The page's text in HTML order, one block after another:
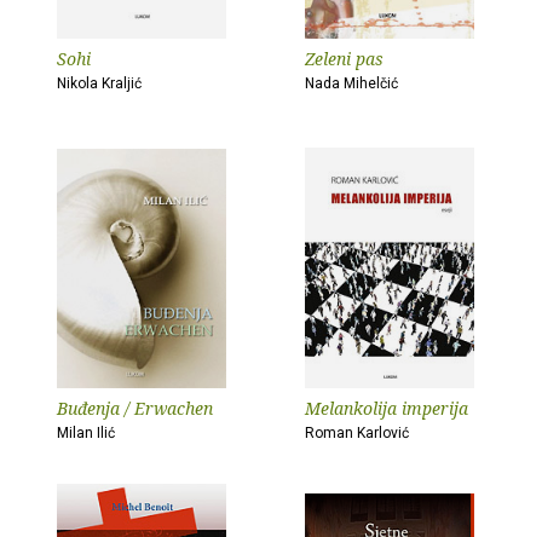
Sohi
Nikola Kraljić
Zeleni pas
Nada Mihelčić
Buđenja / Erwachen
Milan Ilić
Melankolija imperija
Roman Karlović